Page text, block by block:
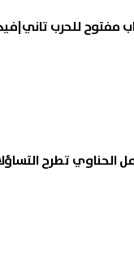
مفتوح للحرب
الحناوي تطرح